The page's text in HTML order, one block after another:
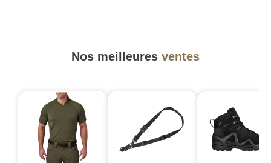
Nos meilleures ventes